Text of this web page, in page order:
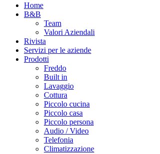
Home
B&B
Team
Valori Aziendali
Rivista
Servizi per le aziende
Prodotti
Freddo
Built in
Lavaggio
Cottura
Piccolo cucina
Piccolo casa
Piccolo persona
Audio / Video
Telefonia
Climatizzazione